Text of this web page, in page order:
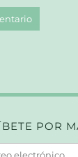
POR